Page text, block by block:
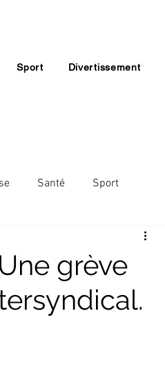
Sport Divertissement
Santé Sport
grève